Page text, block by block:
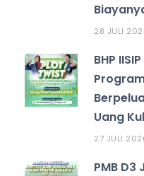
28 JULI
BHP
Uang
27 JULI
PMB